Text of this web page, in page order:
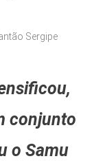
Sergipe
conjunto
o Samu